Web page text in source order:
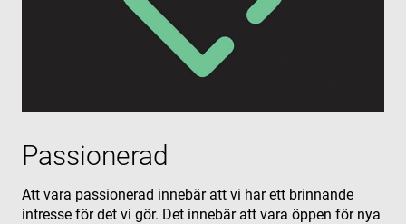
Passionerad
Att vara passionerad innebär att vi har ett brinnande
intresse för det vi gör. Det innebär att vara öppen för nya